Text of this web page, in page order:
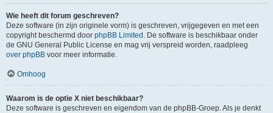
Wie heeft dit forum geschreven?
Deze software (in zijn originele vorm) is geschreven, vrijgegeven en met een
copyright beschermd door phpBB Limited . De software is beschikbaar onder
de GNU General Public License en mag vrij verspreid worden, raadpleeg
over phpBB voor meer informatie.
Omhoog
Waarom is de optie X niet beschikbaar?
Deze software is geschreven en eigendom van de phpBB-Groep. Als je denkt